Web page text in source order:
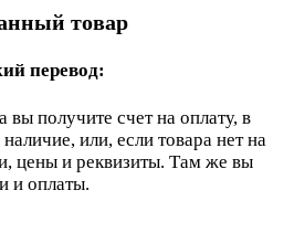
товар
перевод:
получите счет на оплату, в
или, если товара нет на
цены и реквизиты. Там же вы
и оплаты.